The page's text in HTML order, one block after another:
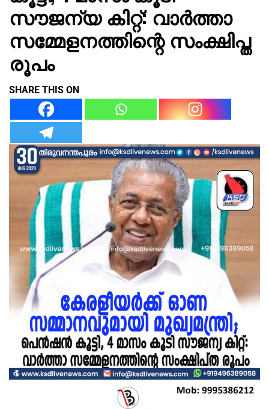
സൗജന്യ കിറ്റ്: വാർത്താ
സമ്മേളനത്തിന്റെ സംക്ഷിപ്ത
രൂപം
SHARE THIS ON